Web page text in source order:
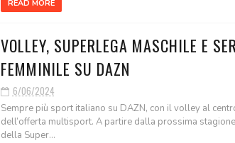
READ MORE
VOLLEY, SUPERLEGA MASCHILE E
FEMMINILE SU DAZN
6/06/2024
Sempre più sport italiano su DAZN, con il volley al
dell’offerta multisport. A partire dalla prossima
della Super...